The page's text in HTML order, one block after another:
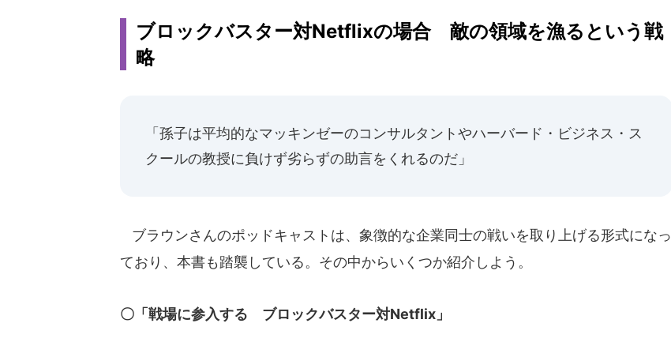
ブロックバスター対Netflixの場合 敵の領域を漁るという戦
略
「孫子は平均的なマッキンゼーのコンサルタントやハーバード・ビジネス・ス
クールの教授に負けず劣らずの助言をくれるのだ」
ブラウンさんのポッドキャストは、象徴的な企業同士の戦いを取り上げる形式になっ
ており、本書も踏襲している。その中からいくつか紹介しよう。
〇「戦場に参入する ブロックバスター対Netflix」